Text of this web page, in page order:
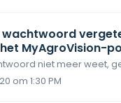
wachtwoord
MyAgroVision-
om 1:30 PM